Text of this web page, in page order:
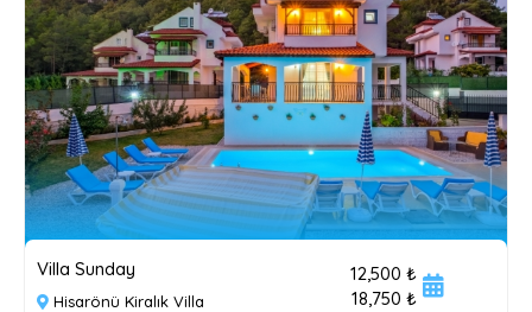
Villa Sunday
Hisarönü Kiralık Villa
12,500 ₺
18,750 ₺